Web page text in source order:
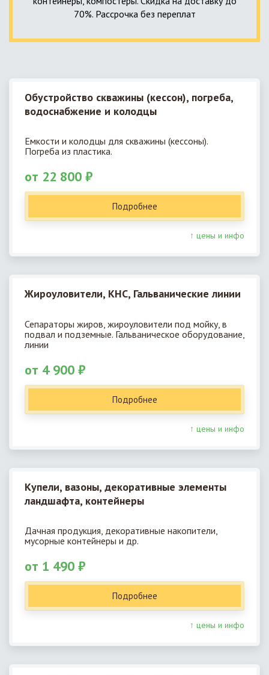
70%. Рассрочка без переплат
Обустройство скважины (кессон), погреба,
водоснабжение и колодцы
Емкости и колодцы для скважины (кессоны).
Погреба из пластика.
от 22 800 ₽
Подробнее
↑ цены и инфо
Жироуловители, КНС, Гальванические линии
Сепараторы жиров, жироуловители под мойку, в
подвал и подземные. Гальваническое оборудование,
линии
от 4 900 ₽
Подробнее
↑ цены и инфо
Купели, вазоны, декоративные элементы
ландшафта, контейнеры
Дачная продукция, декоративные накопители,
мусорные контейнеры и др.
от 1 490 ₽
Подробнее
↑ цены и инфо